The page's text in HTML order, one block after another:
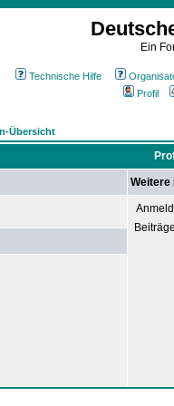
Ein
Technische Hilfe
Profil
Übersicht
Weitere